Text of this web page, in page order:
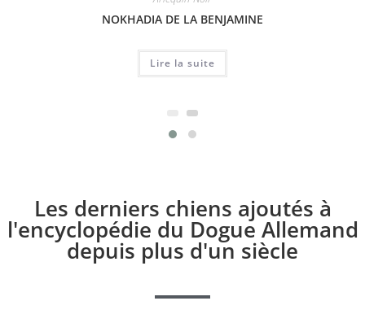
NOKHADIA DE LA BENJAMINE
Lire la suite
Les derniers chiens ajoutés à
l'encyclopédie du Dogue Allemand
depuis plus d'un siècle